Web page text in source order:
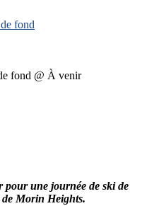
fond
fond @ À venir
pour une journée de ski de
Morin Heights.